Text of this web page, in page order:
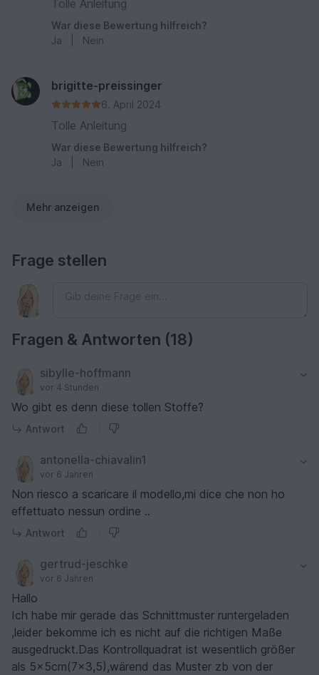
Tolle Anleitung
War diese Bewertung hilfreich?
Ja
Nein
brigitte-preissinger
6. April 2024
Tolle Anleitung
War diese Bewertung hilfreich?
Ja
Nein
Mehr anzeigen
Frage stellen
Fragen & Antworten (18)
sibylle-hoffmann
vor 4 Stunden
Wo gibt es denn diese tollen Stoffe?
Antwort
antonella-chiavalin1
vor 6 Jahren
Non riesco a scaricare il modello,mi dice che non ho
effettuato nessun ordine ..
Antwort
gertrud-jeschke
vor 6 Jahren
Hallo
Ich habe mir gerade das Schnittmuster runtergeladen
,leider bekomme ich es nicht auf die richtigen Maße
ausgedruckt.Das Kontrollquadrat ist wesentlich größer
als 5x5cm(7x3,5),wärend das Muster zb von der